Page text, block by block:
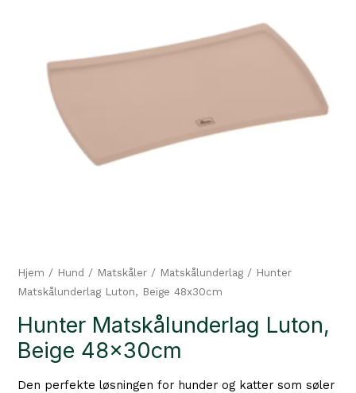
Hjem / Hund / Matskåler / Matskålunderlag / Hunter
Matskålunderlag Luton, Beige 48x30cm
Hunter Matskålunderlag Luton,
Beige 48x30cm
Den perfekte løsningen for hunder og katter som søler